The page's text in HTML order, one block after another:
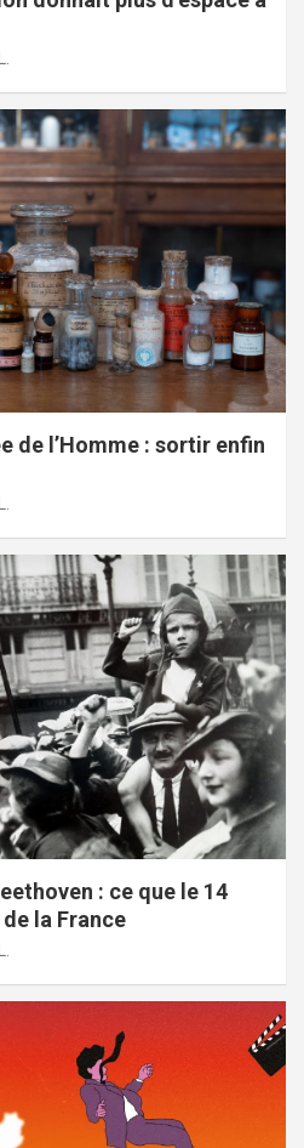
de l’Homme : sortir enfin
: ce que le 14
la France